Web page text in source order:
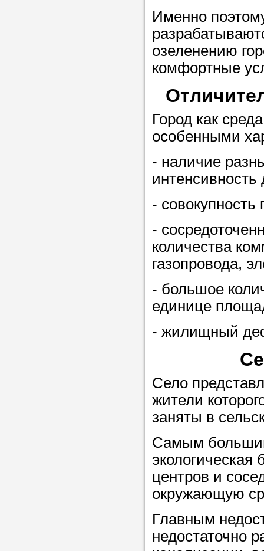
советам,
репетитора
Совет 1.
упростить
достаточно
нам, и
репетитора,
максимально
Мы
советам,
репетитора
Совет 2.
заявку на
то в поле
укажите как
чтобы мы
самого
репетитора.
Именно
озеленению
комфортные
Город как
особенными
- наличие
-
-
количества
газопровода,
- большое
единице
- жилищный
Село
жители
заняты в
Самым
центров и
окружающую
Главным
недостаточно